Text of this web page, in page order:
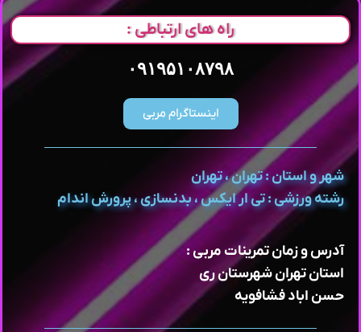
راه های ارتباطی :
۰۹۱۹۵۱۰۸۷۹۸
اینستاگرام مربی
شهر و استان : تهران ، تهران
رشته ورزشی : تی ار ایکس ، بدنسازی ، پرورش اندام
آدرس و زمان تمرینات مربی :
استان تهران شهرستان ری
حسن اباد فشافویه